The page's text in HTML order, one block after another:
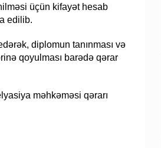
üçün kifayət hesab
edilib.
diplomun tanınması və
qoyulması barədə qərar
məhkəməsi qərarı